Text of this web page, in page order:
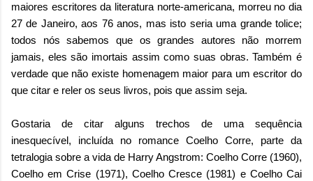
maiores escritores da literatura norte-americana, morreu no dia
27 de Janeiro, aos 76 anos, mas isto seria uma grande tolice;
todos nós sabemos que os grandes autores não morrem
jamais, eles são imortais assim como suas obras. Também é
verdade que não existe homenagem maior para um escritor do
que citar e reler os seus livros, pois que assim seja.
Gostaria de citar alguns trechos de uma sequência
inesquecível, incluída no romance Coelho Corre, parte da
tetralogia sobre a vida de Harry Angstrom: Coelho Corre (1960),
Coelho em Crise (1971), Coelho Cresce (1981) e Coelho Cai